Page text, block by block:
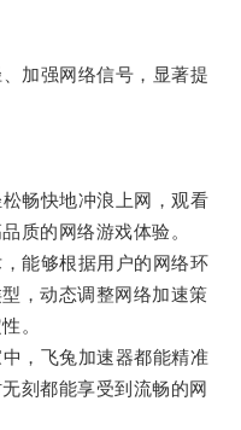
加强网络信号，显著提
畅快地冲浪上网，观看
质的网络游戏体验。
能够根据用户的网络环
，动态调整网络加速策
。
，飞兔加速器都能精准
刻都能享受到流畅的网